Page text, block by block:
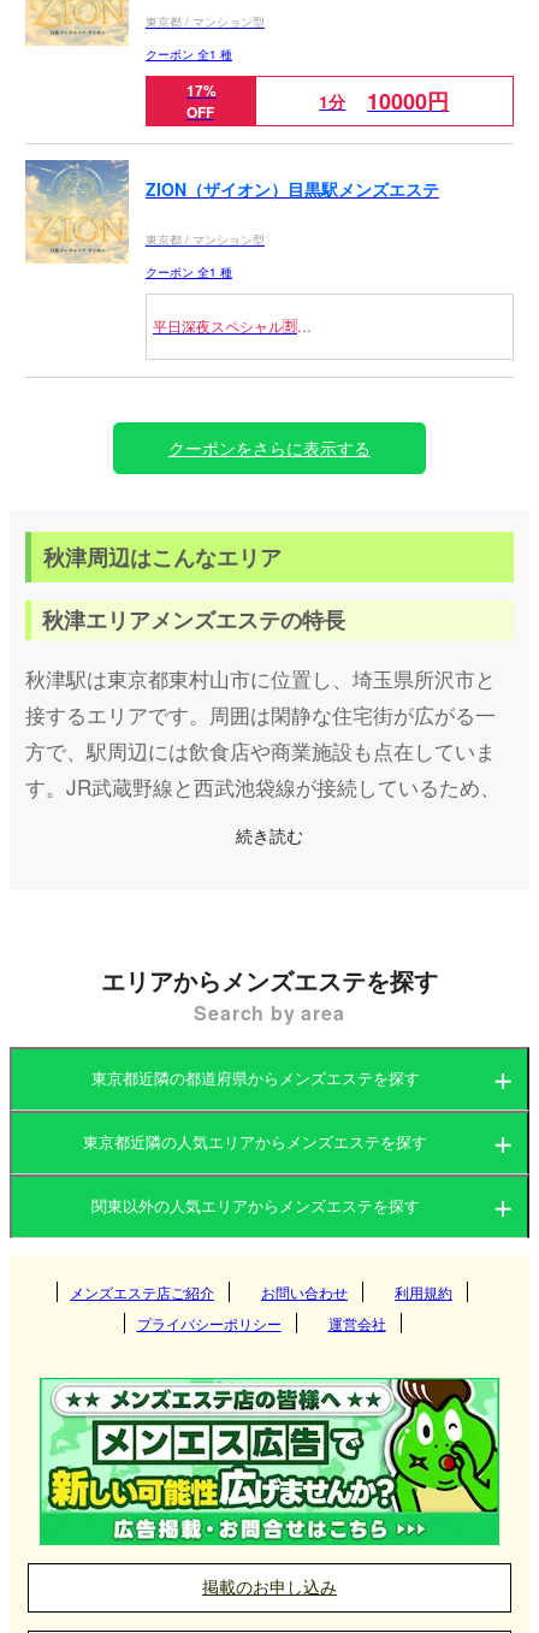
東京都 / マンション型
クーポン 全1 種
17%
OFF
1分 10000円
ZION（ザイオン）目黒駅メンズエステ
東京都 / マンション型
クーポン 全1 種
平日深夜スペシャル🈹
80分/14000円 ⇒ 11000円
90分/16000円 ⇒ 13000円
※割引併用不可
クーポンをさらに表示する
秋津周辺はこんなエリア
秋津エリアメンズエステの特長
秋津駅は東京都東村山市に位置し、埼玉県所沢市と
接するエリアです。周囲は閑静な住宅街が広がる一
方で、駅周辺には飲食店や商業施設も点在していま
す。JR武蔵野線と西武池袋線が接続しているため、
都心部や埼玉方面からのアクセスが良く、通勤客や
が主流です。高いリラックス効果を得られる施術と
ともに、プライベート空間で癒しの時間を過ごすこ
とができます。
秋津メンズエステ店の選び方
JRと西武線が乗り入れる秋津駅は、多方面からのア
利です。
住宅街が多い地域性を活かし、喧騒を離れて落ち着
いた時間を過ごせます。特にリラックス重視の方に
おすすめです。
アロママッサージやリンパマッサージなど、本格的
な技術を提供する店舗が多く、自分の体調や気分に
合わせた施術を選ぶことができます。
続き読む
エリアからメンズエステを探す
Search by area
東京都近隣の都道府県からメンズエステを探す
茨城県 群馬県
栃木県 東京都
神奈川県 千葉県
東京都近隣の人気エリアからメンズエステを探す
つくば
守谷
神栖
取手
土浦
群馬県
伊勢崎
太田
前橋
館林
宇都宮
那須塩原
栃木・佐野・足利
小山
東京都
新宿
府中
神奈川県
横浜 千葉県
千葉 埼玉県
関東以外の人気エリアからメンズエステを探す
関西
兵庫県 滋賀県
奈良県 和歌山県
愛知県 岐阜県
三重県 静岡県
北海道・東北
北海道 岩手県
秋田県 青森県
九州・沖縄
福岡県 大分県
長崎県 宮崎県
中国
北陸・甲信越
メンズエステ店ご紹介 お問い合わせ
利用規約
プライバシーポリシー
運営会社
掲載のお申し込み